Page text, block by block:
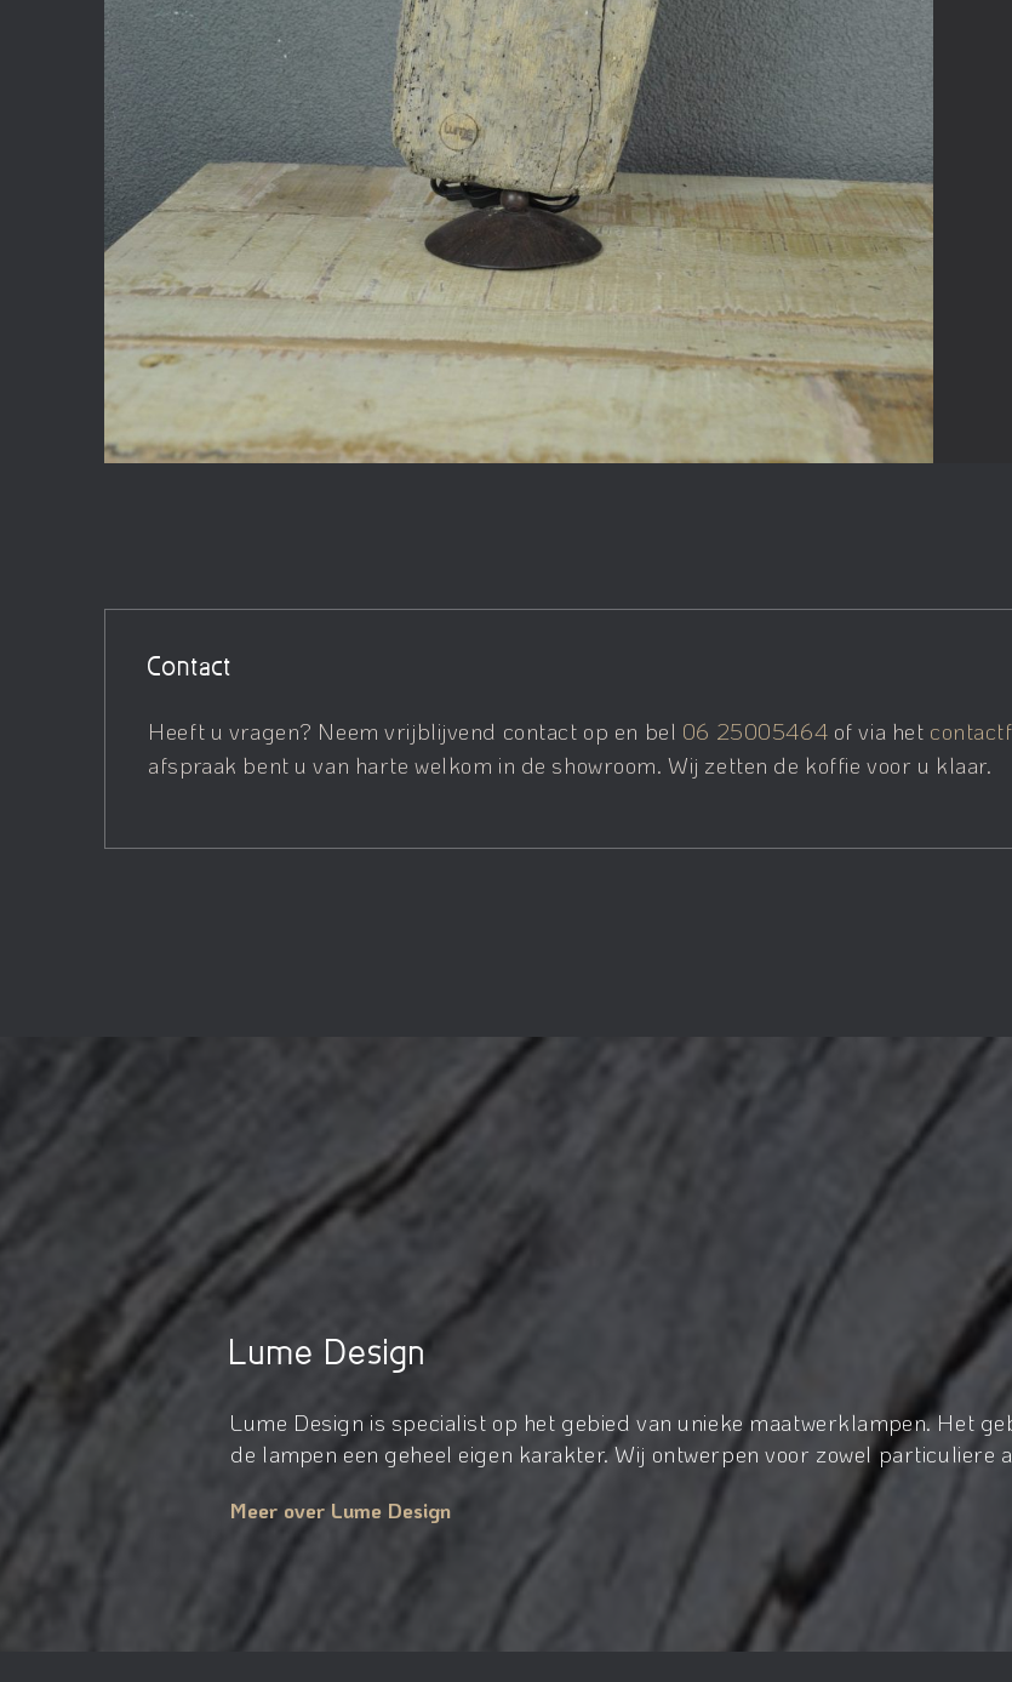
Contact
Heeft u vragen? Neem vrijblijvend contact op en bel 06 25005464 of via het
afspraak bent u van harte welkom in de showroom. Wij zetten de koffie voor u klaar.
Lume Design
Lume Design is specialist op het gebied van unieke maatwerklampen. Het
de lampen een geheel eigen karakter. Wij ontwerpen voor zowel particuliere
Meer over Lume Design